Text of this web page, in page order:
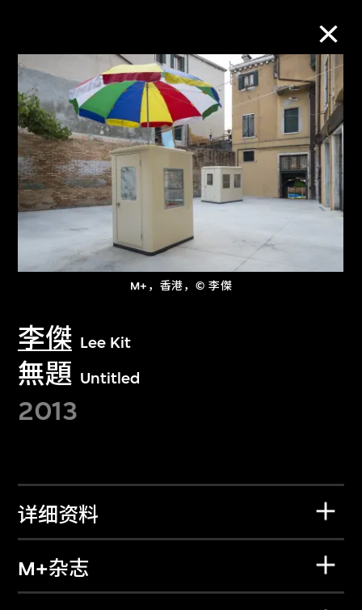
M+，香港，© 李傑
李傑 Lee Kit
無題 Untitled
2013
详细资料
M+杂志
M+藏品
进一步筛选 搜索
关于M+藏品
文化藏品。